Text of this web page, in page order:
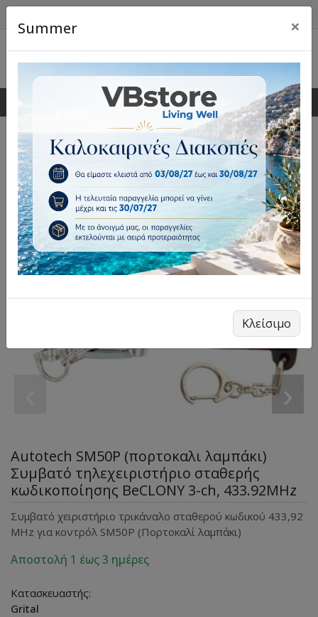
0 0
›
Autotech SM50P (πορτοκαλι λαμπάκι)
Συμβατό τηλεχειριστήριο σταθερής
κωδικοποίησης BeCLONY 3-ch, 433.92MHz
Συμβατό χειριστήριο τρικάναλο σταθερού κωδικού 433,92
MHz για κοντρόλ SM50P (Πορτοκαλί λαμπάκι)
Αποστολή 1 έως 3 ημέρες
Κατασκευαστής:
Grital
Summer ×
Κλείσιμο